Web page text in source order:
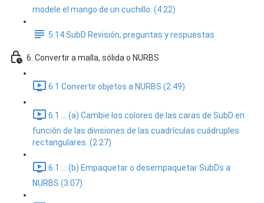
modele el mango de un cuchillo. (4:22)
5.14 SubD Revisión, preguntas y respuestas
6. Convertir a malla, sólida o NURBS
6.1 Convertir objetos a NURBS (2:49)
6.1 ... (a) Cambie los colores de las caras de SubD en
función de las divisiones de las cuadrículas cuádruples
rectangulares. (2:27)
6.1 ... (b) Empaquetar o desempaquetar SubDs a
NURBS (3:07)